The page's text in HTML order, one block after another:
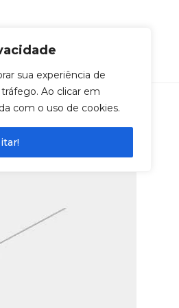
sua experiência de
Ao clicar em
com o uso de cookies.